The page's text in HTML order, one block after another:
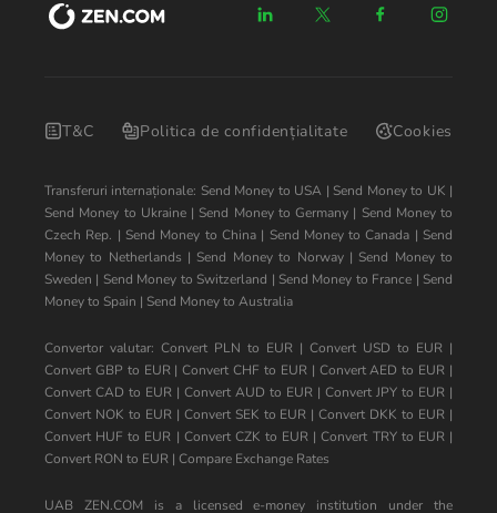
T&C Politica de confidențialitate Cookies
Transferuri internaționale: Send Money to USA | Send Money to UK |
Send Money to Ukraine| Send Money to Germany | Send Money to
Czech Rep. | Send Money to China| Send Money to Canada | Send
Money to Netherlands | Send Money to Norway| Send Money to
Sweden | Send Money to Switzerland | Send Money to France | Send
Money to Spain | Send Money to Australia
Convertor valutar: Convert PLN to EUR | Convert USD to EUR |
Convert GBP to EUR|Convert CHF to EUR| Convert AED to EUR |
Convert CAD to EUR | Convert AUD to EUR | Convert JPY to EUR |
Convert NOK to EUR| Convert SEK to EUR |Convert DKK to EUR |
Convert HUF to EUR | Convert CZK to EUR |Convert TRY to EUR|
Convert RON to EUR | Compare Exchange Rates
UAB ZEN.COM is a licensed e-money institution under the